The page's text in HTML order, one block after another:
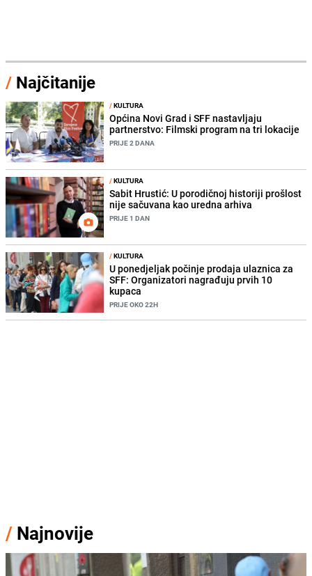
/ Najčitanije
/KULTURA
Općina Novi Grad i SFF nastavljaju
partnerstvo: Filmski program na tri lokacije
PRIJE 2 DANA
/KULTURA
Sabit Hrustić: U porodičnoj historiji prošlost
nije sačuvana kao uredna arhiva
PRIJE 1 DAN
/KULTURA
U ponedjeljak počinje prodaja ulaznica za
SFF: Organizatori nagrađuju prvih 10
kupaca
PRIJE OKO 22H
/ Najnovije